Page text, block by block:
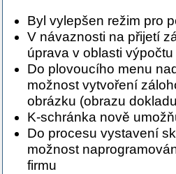
Byl vylepšen režim pro
V návaznosti na přijetí
úprava v oblasti
Do plovoucího menu
možnost vytvoření
obrázku (obrazu
K-schránka nově
Do procesu vystavení
možnost
firmu